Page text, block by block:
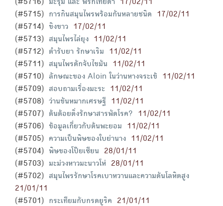
(#5716) มะรุม และ พริกไทยดำ
17/02/11
(#5715)
การกินสมุนไพรพร้อมกันหลายชนิด
17/02/11
(#5714)
ขิงขาว
17/02/11
(#5713)
สมุนไพรไล่ยุง
11/02/11
(#5712)
ตำรับยา รักษาเริม
11/02/11
(#5711)
สมุนไพรดักจับไขมัน
11/02/11
(#5710)
ลักษณะของ Aloin ในว่านหางจระเข้
11/02/11
(#5709)
สอบถามเรื่องมะระ
11/02/11
(#5708)
ว่านขันหมากเศรษฐี
11/02/11
(#5707)
ต้นต้อยติ่งรักษาสารพัดโรค?
11/02/11
(#5706)
ข้อมูลเกี่ยวกับต้นพะยอม
11/02/11
(#5705)
ความเป็นพิษของใบย่านาง
11/02/11
(#5704)
พิษของโป๊ยเซียน
28/01/11
(#5703)
มะม่วงหาวมะนาวโห่
28/01/11
(#5702)
สมุนไพรรักษาโรคเบาหวานและความดันโลหิตสูง
21/01/11
(#5701)
กระเทียมกับกรดยูริค
21/01/11